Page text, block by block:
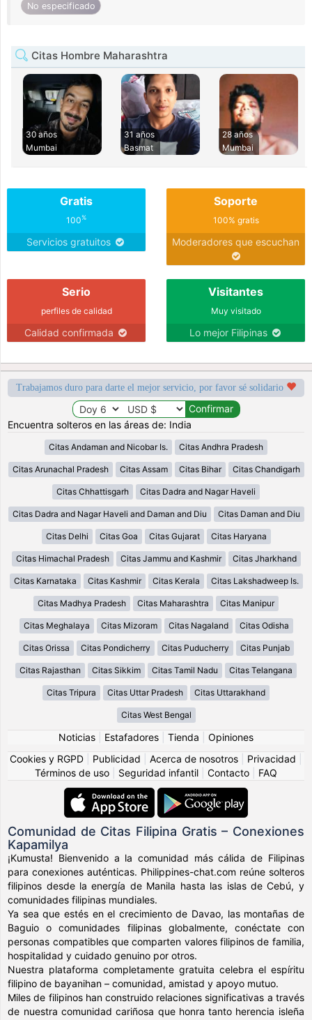
No especificado
Citas Hombre Maharashtra
30 años
Mumbai
31 años
Basmat
28 años
Mumbai
Gratis
100%
Servicios gratuitos
Soporte
100% gratis
Moderadores que escuchan
Serio
perfiles de calidad
Calidad confirmada
Visitantes
Muy visitado
Lo mejor Filipinas
Trabajamos duro para darte el mejor servicio, por favor sé solidario
Encuentra solteros en las áreas de: India
Citas Andaman and Nicobar Is. Citas Andhra Pradesh
Citas Arunachal Pradesh Citas Assam Citas Bihar Citas Chandigarh
Citas Chhattisgarh Citas Dadra and Nagar Haveli
Citas Dadra and Nagar Haveli and Daman and Diu Citas Daman and Diu
Citas Delhi Citas Goa Citas Gujarat Citas Haryana
Citas Himachal Pradesh Citas Jammu and Kashmir Citas Jharkhand
Citas Karnataka Citas Kashmir Citas Kerala Citas Lakshadweep Is.
Citas Madhya Pradesh Citas Maharashtra Citas Manipur
Citas Meghalaya Citas Mizoram Citas Nagaland Citas Odisha
Citas Orissa Citas Pondicherry Citas Puducherry Citas Punjab
Citas Rajasthan Citas Sikkim Citas Tamil Nadu Citas Telangana
Citas Tripura Citas Uttar Pradesh Citas Uttarakhand
Citas West Bengal
Noticias Estafadores Tienda
Opiniones
Cookies y RGPD
Publicidad Acerca de nosotros Privacidad
Términos de uso
Seguridad infantil Contacto FAQ
Comunidad de Citas Filipina Gratis – Conexiones
Kapamilya
¡Kumusta! Bienvenido a la comunidad más cálida de Filipinas
para conexiones auténticas. Philippines-chat.com reúne solteros
filipinos desde la energía de Manila hasta las islas de Cebú, y
comunidades filipinas mundiales.
Ya sea que estés en el crecimiento de Davao, las montañas de
Baguio o comunidades filipinas globalmente, conéctate con
personas compatibles que comparten valores filipinos de familia,
hospitalidad y cuidado genuino por otros.
Nuestra plataforma completamente gratuita celebra el espíritu
filipino de bayanihan – comunidad, amistad y apoyo mutuo.
Miles de filipinos han construido relaciones significativas a través
de nuestra comunidad cariñosa que honra tanto herencia isleña